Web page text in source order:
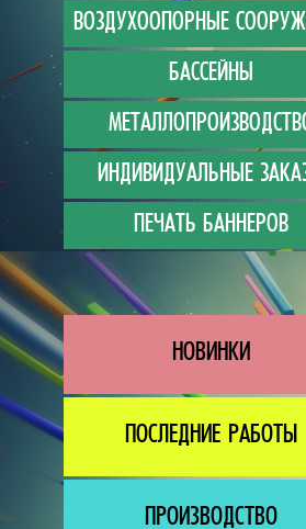
ВОЗДУХООПОРНЫЕ
БАССЕЙНЫ
ИНДИВИДУАЛЬНЫЕ
ПЕЧАТЬ БАННЕРОВ
НОВИНКИ
ПОСЛЕДНИЕ РАБОТЫ
ПРОИЗВОДСТВО